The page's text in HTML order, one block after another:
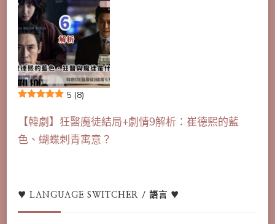
5 (8)
【韓劇】狂醫魔徒結局+劇情9解析：崔德熙的藍
色、蝴蝶刺青寓意？
♥ LANGUAGE SWITCHER / 語言 ♥